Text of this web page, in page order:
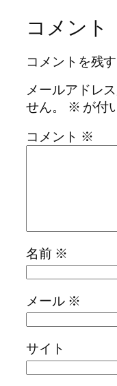
コメント
コメントを残す
メールアドレ
せん。
※ が付
コメント ※
名前 ※
メール ※
サイト